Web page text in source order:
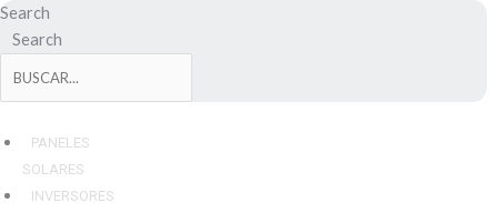
Ir
Search
Search
PANELES
SOLARES
INVERSORES